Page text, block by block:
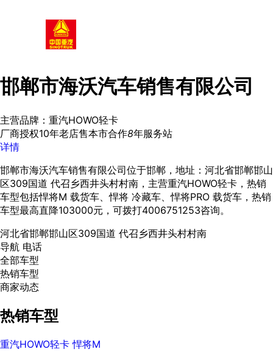
邯郸市海沃汽车销售有限公司
主营品牌：重汽HOWO轻卡
厂商授权10年老店售本市合作8年服务站
详情
邯郸市海沃汽车销售有限公司位于邯郸，地址：河北省邯郸邯山
区309国道 代召乡西井头村村南，主营重汽HOWO轻卡，热销
车型包括悍将M 载货车、悍将 冷藏车、悍将PRO 载货车，热销
车型最高直降103000元，可拨打4006751253咨询。
河北省邯郸邯山区309国道 代召乡西井头村村南
导航 电话
全部车型
热销车型
商家动态
热销车型
重汽HOWO轻卡 悍将M